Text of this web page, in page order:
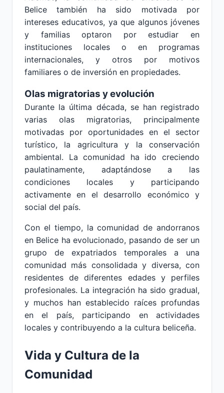
Belice también ha sido motivada por
intereses educativos, ya que algunos jóvenes
y familias optaron por estudiar en
instituciones locales o en programas
internacionales, y otros por motivos
familiares o de inversión en propiedades.
Olas migratorias y evolución
Durante la última década, se han registrado
varias olas migratorias, principalmente
motivadas por oportunidades en el sector
turístico, la agricultura y la conservación
ambiental. La comunidad ha ido creciendo
paulatinamente, adaptándose a las
condiciones locales y participando
activamente en el desarrollo económico y
social del país.
Con el tiempo, la comunidad de andorranos
en Belice ha evolucionado, pasando de ser un
grupo de expatriados temporales a una
comunidad más consolidada y diversa, con
residentes de diferentes edades y perfiles
profesionales. La integración ha sido gradual,
y muchos han establecido raíces profundas
en el país, participando en actividades
locales y contribuyendo a la cultura beliceña.
Vida y Cultura de la
Comunidad